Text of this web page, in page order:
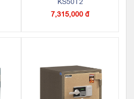
7,315,000 đ